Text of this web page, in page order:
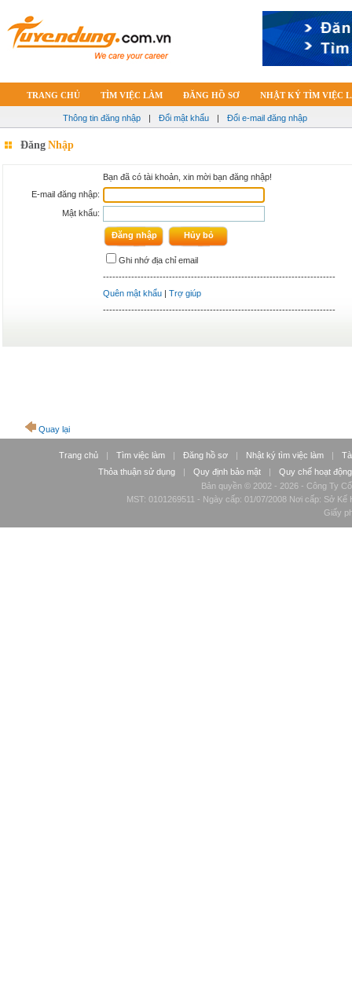
TRANG CHỦ TÌM VIỆC LÀM ĐĂNG HỒ SƠ NHẬT KÝ TÌM VIỆC
Thông tin đăng nhập | Đổi mật khẩu | Đổi e-mail đăng nhập
Đăng Nhập
Bạn đã có tài khoản, xin mời bạn đăng nhập!
E-mail đăng nhập:
Mật khẩu:
Ghi nhớ địa chỉ email
--------------------------------------------------------------------------
Quên mật khẩu | Trợ giúp
--------------------------------------------------------------------------
Quay lại
Trang chủ | Tìm việc làm | Đăng hồ sơ | Nhật ký tìm việc làm |
Thỏa thuận sử dụng
| Quy định bảo mật |
Quy chế hoạt động
Bản quyền © 2002 - 2026 - Công Ty
MST: 0101269511 - Ngày cấp: 01/07/2008 Nơi cấp: Sở
Giấy